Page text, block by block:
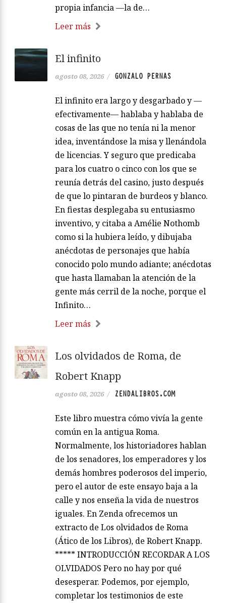
propia infancia —la de…
Leer más
El infinito
agosto 08, 2026 / GONZALO PERNAS
El infinito era largo y desgarbado y —
efectivamente— hablaba y hablaba de
cosas de las que no tenía ni la menor
idea, inventándose la misa y llenándola
de licencias. Y seguro que predicaba
para los cuatro o cinco con los que se
reunía detrás del casino, justo después
de que lo pintaran de burdeos y blanco.
En fiestas desplegaba su entusiasmo
inventivo, y citaba a Amélie Nothomb
como si la hubiera leído, y dibujaba
anécdotas de personajes que había
conocido polo mundo adiante; anécdotas
que hasta llamaban la atención de la
gente más cerril de la noche, porque el
Infinito…
Leer más
Los olvidados de Roma, de
Robert Knapp
agosto 08, 2026 / ZENDALIBROS.COM
Este libro muestra cómo vivía la gente
común en la antigua Roma.
Normalmente, los historiadores hablan
de los senadores, los emperadores y los
demás hombres poderosos del imperio,
pero el autor de este ensayo baja a la
calle y nos enseña la vida de nuestros
iguales. En Zenda ofrecemos un
extracto de Los olvidados de Roma
(Ático de los Libros), de Robert Knapp.
***** INTRODUCCIÓN RECORDAR A LOS
OLVIDADOS Pero no hay por qué
desesperar. Podemos, por ejemplo,
completar los testimonios de este